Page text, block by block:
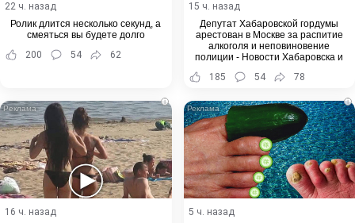
22 ч. назад
Ролик длится несколько секунд, а
смеяться вы будете долго
200
54 62
15 ч. назад
Депутат Хабаровской гордумы
арестован в Москве за распитие
алкоголя и неповиновение
полиции - Новости Хабаровска и
185 54 78
i
16 ч. назад
i
5 ч. назад